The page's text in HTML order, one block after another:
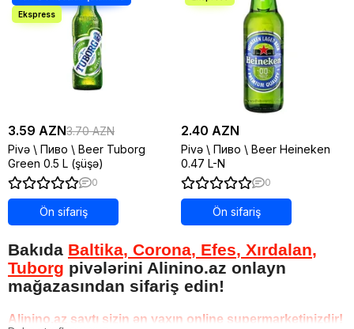
3.59 AZN3.70 AZN
Pivə \ Пиво \ Beer Tuborg
Green 0.5 L (şüşə)
0
Ön sifariş
2.40 AZN
Pivə \ Пиво \ Beer Heineken
0.47 L-N
0
Ön sifariş
Bakıda Baltika, Corona, Efes, Xırdalan,
Tuborg pivələrini Alinino.az onlayn
mağazasından sifariş edin!
Alinino.az saytı sizin ən yaxın online supermarketinizdir!